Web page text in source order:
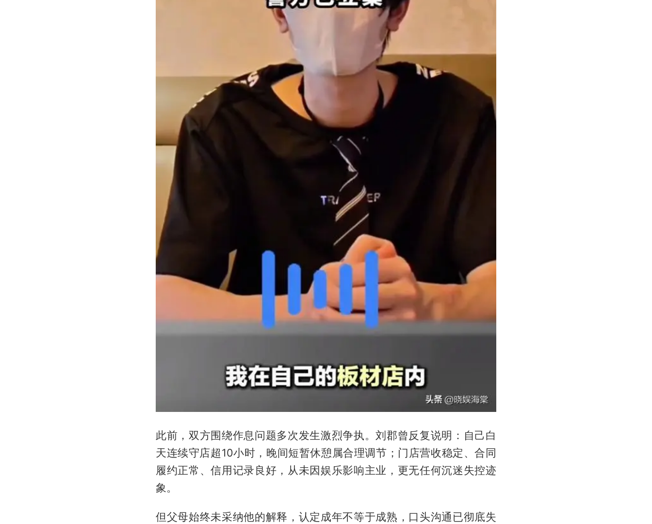
此前，双方围绕作息问题多次发生激烈争执。刘郡曾反复说明：自己白
天连续守店超10小时，晚间短暂休憩属合理调节；门店营收稳定、合同
履约正常、信用记录良好，从未因娱乐影响主业，更无任何沉迷失控迹
象。
但父母始终未采纳他的解释，认定成年不等于成熟，口头沟通已彻底失